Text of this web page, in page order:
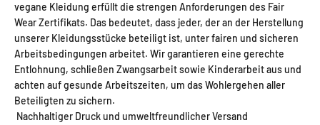
vegane Kleidung erfüllt die strengen Anforderungen des Fair
Wear Zertifikats. Das bedeutet, dass jeder, der an der Herstellung
unserer Kleidungsstücke beteiligt ist, unter fairen und sicheren
Arbeitsbedingungen arbeitet. Wir garantieren eine gerechte
Entlohnung, schließen Zwangsarbeit sowie Kinderarbeit aus und
achten auf gesunde Arbeitszeiten, um das Wohlergehen aller
Beteiligten zu sichern.
Nachhaltiger Druck und umweltfreundlicher Versand